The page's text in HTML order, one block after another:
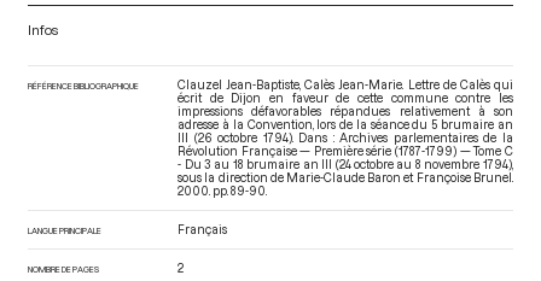
Infos
RÉFÉRENCE BIBLIOGRAPHIQUE
Clauzel Jean-Baptiste, Calès Jean-Marie. Lettre de Calès qui
écrit de Dijon en faveur de cette commune contre les
impressions défavorables répandues relativement à son
adresse à la Convention, lors de la séance du 5 brumaire an
III (26 octobre 1794). Dans : Archives parlementaires de la
Révolution Française — Première série (1787-1799) — Tome C
- Du 3 au 18 brumaire an III (24 octobre au 8 novembre 1794),
sous la direction de Marie-Claude Baron et Françoise Brunel.
2000. pp. 89-90.
LANGUE PRINCIPALE Français
NOMBRE DE PAGES 2